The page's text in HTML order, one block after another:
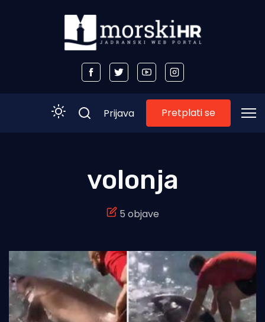
Otoci
Turizam i nautika
Pomorstvo
Prijava Pretplati se
volonja
5 objave